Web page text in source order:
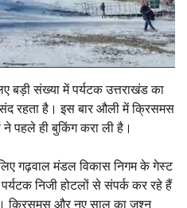
बड़ी संख्या में पर्यटक उत्तराखंड का
रहता है। इस बार औली में क्रिसमस
पहले ही बुकिंग करा ली है।
गढ़वाल मंडल विकास निगम के गेस्ट
निजी होटलों से संपर्क कर रहे हैं
क्रिसमस और नए साल का जश्न